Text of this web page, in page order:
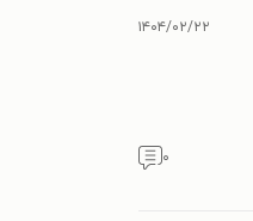
۱۴۰۴/۰۲/۲۲
۰